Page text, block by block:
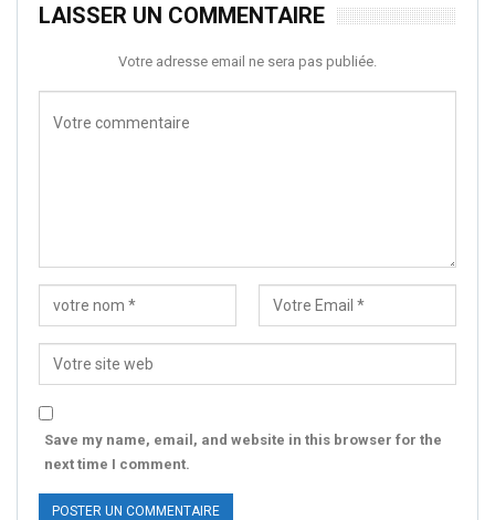
LAISSER UN COMMENTAIRE
Votre adresse email ne sera pas publiée.
Save my name, email, and website in this browser for the
next time I comment.